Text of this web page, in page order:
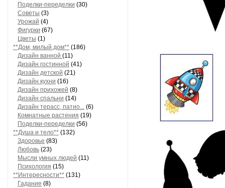
Поделки-переделки (30)
Советы (3)
Урожай (4)
Фигурки (67)
Цветы (1)
**Дом, милый дом** (186)
Дизайн ванной (11)
Дизайн гостинной (41)
Дизайн детской (21)
Дизайн кухни (16)
Дизайн прихожей (8)
Дизайн спальни (14)
Дизайн терасс, патио... (6)
Комнатные растения (19)
Поделки-переделки (56)
**Душа и тело** (132)
Здоровье (83)
Любовь (23)
Мысли умных людей (11)
Психология (15)
**Интересности** (131)
Гадание (8)